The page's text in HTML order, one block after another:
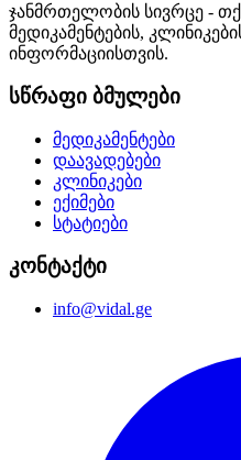
ჯანმრთელობის სივრცე -
მედიკამენტების,
ინფორმაციისთვის.
სწრაფი ბმულები
მედიკამენტები
დაავადებები
კლინიკები
ექიმები
სტატიები
კონტაქტი
info@vidal.ge